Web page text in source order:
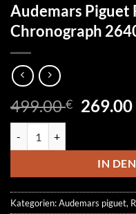
Audemars Piguet
Chronograph
499.00€
499.00
269.00
IN
Kategorien:Audemars piguet,